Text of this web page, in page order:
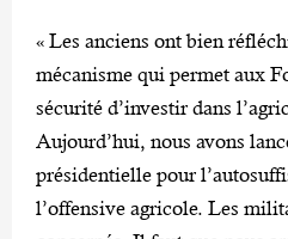
« Les anciens ont bien
mécanisme qui permet aux
sécurité d’investir dans
Aujourd’hui, nous avons
présidentielle pour
l’offensive agricole. Les